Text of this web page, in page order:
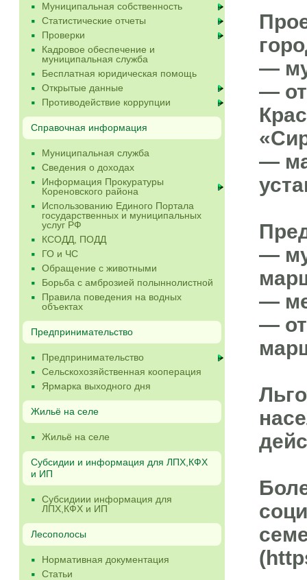
Муниципальная собственность
Статистические отчеты
Проверки
Кадровое обеспечение и
муниципальная служба
Бесплатная юридическая помощь
Открытые данные
Противодействие коррупции
Справочная информация
Муниципальная служба
Сведения о доходах
Информация Прокуратуры
Кореновского района
Использованию Единого Портала
государственных и муниципальных
услуг РФ
КСОДД, ПОДД
ГО и ЧС
Обращение с животными
Борьба с амброзией полыннолистной
Правила поведения на водных
объектах
Предпринимательство
Предпринимательство
Сельскохозяйственная кооперация
Ярмарка выходного дня
Жильё на селе
Жильё на селе
Субсидии и информация для ЛПХ,КФХ
и ИП
Субсидиии информация для
ЛПХ,КФХ и ИП
Лесополосы
Нормативная документация
Статьи
—
—
—
—
—
—